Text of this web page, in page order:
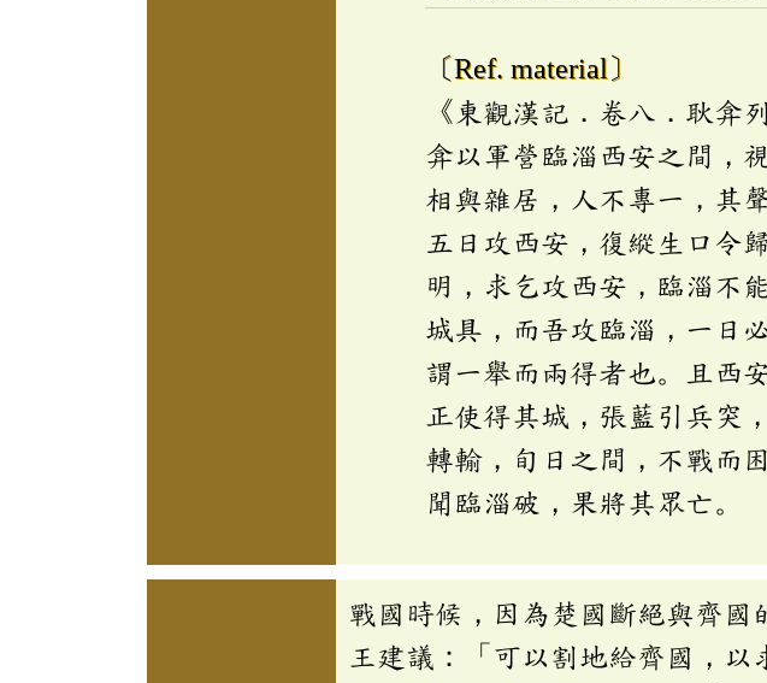
〔Ref. material〕
《東觀漢記．卷八．耿弇
弇以軍營臨淄西安之間，
相與雜居，人不專一，其
五日攻西安，復縱生口令
明，求乞攻西安，臨淄不
城具，而吾攻臨淄，一日
謂一舉而兩得者也。且西
正使得其城，張藍引兵突
轉輸，旬日之間，不戰而
聞臨淄破，果將其眾亡。
戰國時候，因為楚國斷絕與齊
王建議：「可以割地給齊國，